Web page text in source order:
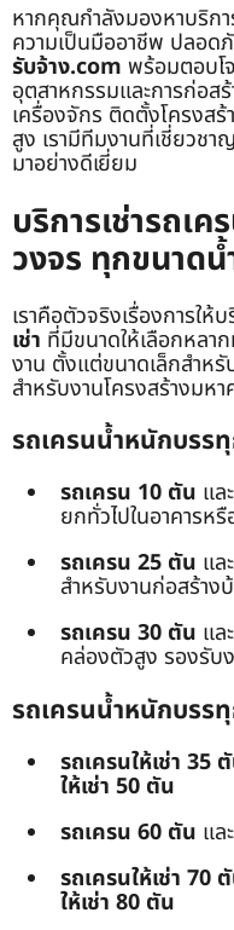
หากคุณกำลังมองหาบริกา
ความเป็นมืออาชีพ ปลอด
รับจ้าง.com พร้อมตอบโ
อุตสาหกรรมและการก่อส
เครื่องจักร ติดตั้งโครงส
สูง เรามีทีมงานที่เชี่ยวชา
มาอย่างดีเยี่ยม
บริการเช่ารถเ
วงจร ทุกขนาด
เราคือตัวจริงเรื่องการให้บ
เช่า ที่มีขนาดให้เลือกหลา
งาน ตั้งแต่ขนาดเล็กสำห
สำหรับงานโครงสร้างมห
รถเครนน้ำหนักบรร
รถเครน 10 ตัน และ
ยกทั่วไปในอาคารห
รถเครน 25 ตัน และ
สำหรับงานก่อสร้าง
รถเครน 30 ตัน และ
คล่องตัวสูง รองรั
รถเครนน้ำหนักบรร
รถเครนให้เช่า 35
ให้เช่า 50 ตัน
รถเครน 60 ตัน และ
รถเครนให้เช่า 70
ให้เช่า 80 ตัน